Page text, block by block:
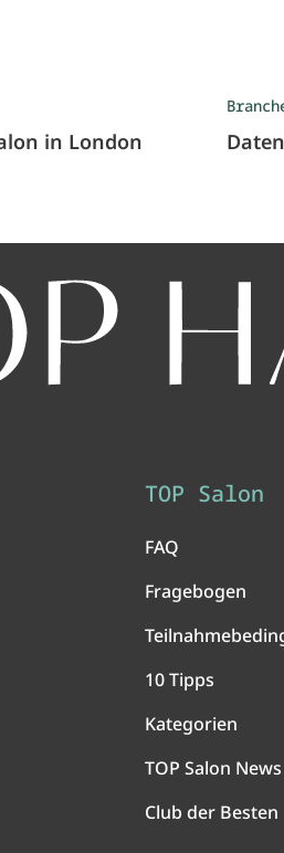
in London
TOP Salon
FAQ
Fragebogen
10 Tipps
Kategorien
TOP Salon News
Club der Besten